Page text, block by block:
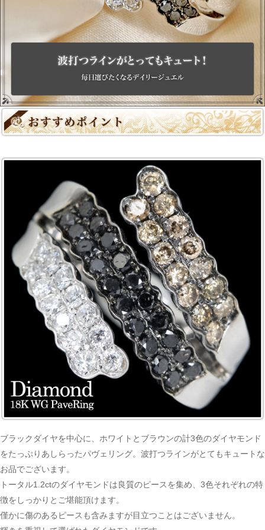
ブラックダイヤを中心に、ホワイトとブラウンの計3色のダイヤモンド
をたっぷりあしらったパヴェリング。波打つラインがとてもキュートな
お品でございます。
トータル1.2ctのダイヤモンドは良質のピースを集め、3色それぞれの特
徴をしっかりとご堪能頂けます。
僅かに傷のあるピースも含みますが目立つことはございません。